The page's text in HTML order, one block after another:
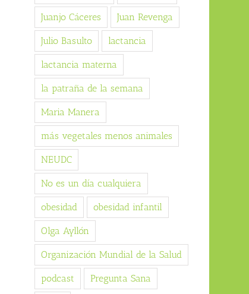
Juanjo Cáceres Juan Revenga
Julio Basulto lactancia
lactancia materna
la patraña de la semana
Maria Manera
más vegetales menos animales
NEUDC
No es un día cualquiera
obesidad obesidad infantil
Olga Ayllón
Organización Mundial de la Salud
podcast Pregunta Sana